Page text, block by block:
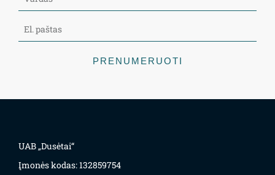
PRENUMERUOTI
UAB „Dusėtai“
Įmonės kodas: 132859754